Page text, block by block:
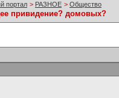
портал > РАЗНОЕ > Общество
привидение? домовых?